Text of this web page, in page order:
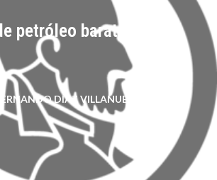
petróleo barato
FERNANDO DÍAZ VILLANUEVA